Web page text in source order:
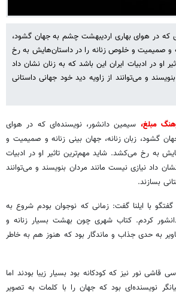
که در هوای بهاری اردیبهشت چشم به جهان گشود،
و صمیمیت و خلوص زنانه را در داستان‌هایش به رخ
او در ادبیات ایران این باشد که به زنان نشان داد
و می‌توانند از زاویه دید خود جهانی داستانی
مبلغ، سیمین دانشور، نویسنده‌ای که در هوای
گشود، زبان زنانه، جهان بینی زنانه و صمیمیت و
به رخ می‌کشد. شاید مهم‌ترین تاثیر او در ادبیات
داد نیازی نیست مانند مردان بنویسند و می‌توانند
بسازند.
با ایلنا گفت: زمانی که نوجوان بودم شروع به
کردم. کتاب شهری چون بهشت بسیار زنانه و
به حدی جذاب و ماندگار بود که هنوز هم به خاطر
قاشی نور نیز که کودکانه بود بسیار زیبا بودند اما
نویسنده‌ای بود که جهان را با کلمات به تصویر